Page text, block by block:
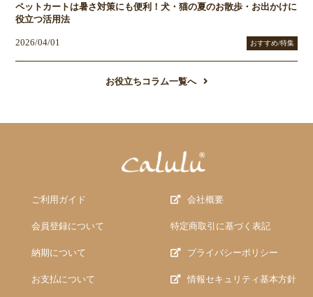
ペットカートは暑さ対策にも便利！犬・猫の夏のお散歩・お出かけに
役立つ活用法
2026/04/01 おすすめ/特集
お役立ちコラム一覧へ
ご利用ガイド
会員登録について
納期について
お支払について
会社概要
特定商取引に基づく表記
プライバシーポリシー
情報セキュリティ基本方針